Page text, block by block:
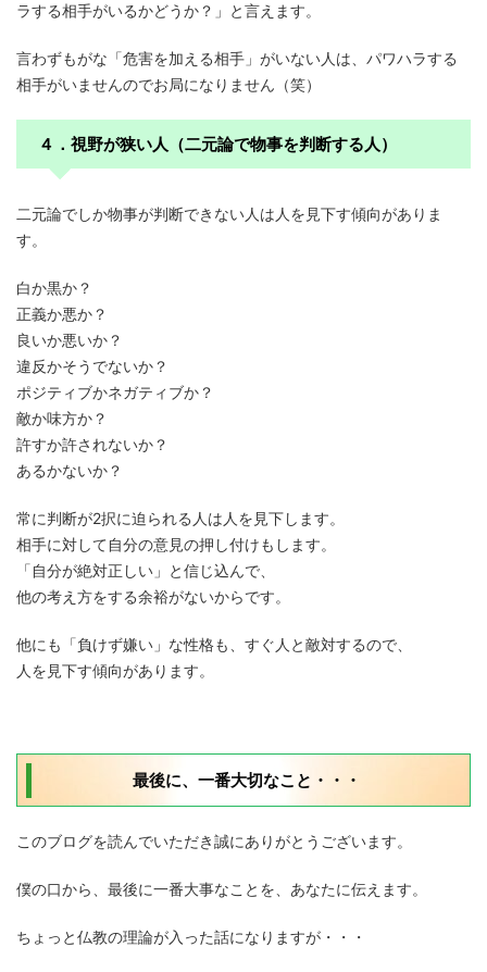
ラする相手がいるかどうか？」と言えます。
言わずもがな「危害を加える相手」がいない人は、パワハラする
相手がいませんのでお局になりません（笑）
４．視野が狭い人（二元論で物事を判断する人）
二元論でしか物事が判断できない人は人を見下す傾向がありま
す。
白か黒か？
正義か悪か？
良いか悪いか？
違反かそうでないか？
ポジティブかネガティブか？
敵か味方か？
許すか許されないか？
あるかないか？
常に判断が2択に迫られる人は人を見下します。
相手に対して自分の意見の押し付けもします。
「自分が絶対正しい」と信じ込んで、
他の考え方をする余裕がないからです。
他にも「負けず嫌い」な性格も、すぐ人と敵対するので、
人を見下す傾向があります。
最後に、一番大切なこと・・・
このブログを読んでいただき誠にありがとうございます。
僕の口から、最後に一番大事なことを、あなたに伝えます。
ちょっと仏教の理論が入った話になりますが・・・